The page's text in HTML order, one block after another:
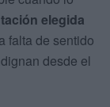
elegida
falta de sentido
desde el